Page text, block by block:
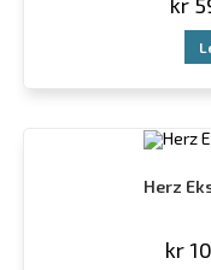
Herz
kr